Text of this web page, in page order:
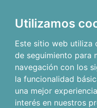
Utilizamos
Este sitio web utiliza
de seguimiento para
navegación con los
la funcionalidad
una mejor
interés en nuestros